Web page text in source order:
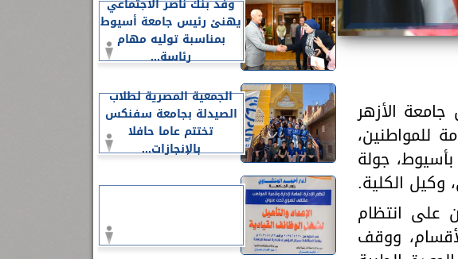
الأزهر
للمواطنين،
جولة
وكيل الكلية.
على انتظام
ووقف
وفد بنك ناصر الاجتماعي
يهنئ رئيس جامعة أسيوط
بمناسبة توليه مهام
رئاسة...
الجمعية المصرية لطلاب
الصيدلة بجامعة سفنكس
تختتم عاما حافلا
بالإنجازات...